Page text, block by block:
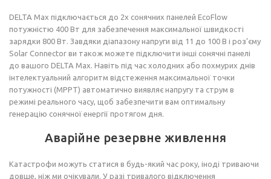
DELTA Max підключається до 2х сонячних панелей EcoFlow
потужністю 400 Вт для забезпечення максимальної швидкості
зарядки 800 Вт. Завдяки діапазону напруги від 11 до 100 В і роз’єму
Solar Connector ви також можете підключити інші сонячні панелі
до вашого DELTA Max. Навіть під час холодних або похмурих днів
інтелектуальний алгоритм відстеження максимальної точки
потужності (MPPT) автоматично виявляє напругу та струм в
режимі реального часу, щоб забезпечити вам оптимальну
генерацію сонячної енергії протягом дня.
Аварійне резервне живлення
Катастрофи можуть статися в будь-який час року, іноді триваючи
довше, ніж ми очікували. У разі тривалого відключення